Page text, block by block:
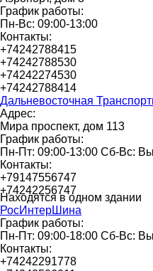
График работы:
Пн-Вс: 09:00-13:00
Контакты:
+74242788415
+74242788530
+74242274530
+74242788414
Дальневосточная
Адрес:
Мира проспект, дом 113
График работы:
Пн-Пт: 09:00-13:00 Сб-Вс:
Контакты:
+79147556747
+74242256747
Находятся в одном здании
РосИнтерШина
График работы:
Пн-Пт: 09:00-18:00 Сб-Вс:
Контакты:
+74242291778